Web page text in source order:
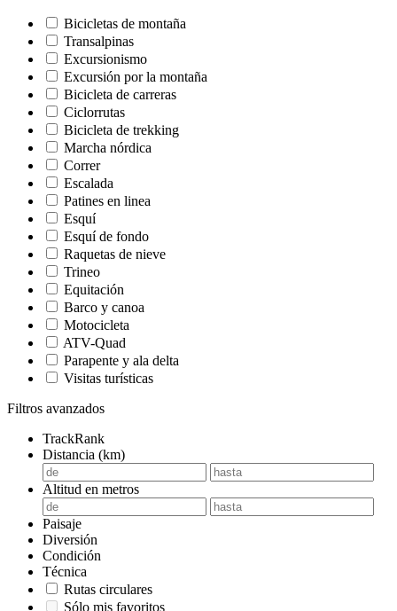
Bicicletas de montaña
Transalpinas
Excursionismo
Excursión por la montaña
Bicicleta de carreras
Ciclorrutas
Bicicleta de trekking
Marcha nórdica
Correr
Escalada
Patines en linea
Esquí
Esquí de fondo
Raquetas de nieve
Trineo
Equitación
Barco y canoa
Motocicleta
ATV-Quad
Parapente y ala delta
Visitas turísticas
Filtros avanzados
TrackRank
Distancia (km)
Altitud en metros
Paisaje
Diversión
Condición
Técnica
Rutas circulares
Sólo mis favoritos